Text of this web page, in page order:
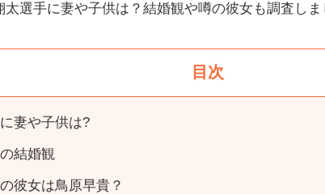
選手に妻や子供は？結婚観や噂の彼女も調査しま
目次
妻や子供は?
結婚観
彼女は鳥原早貴？